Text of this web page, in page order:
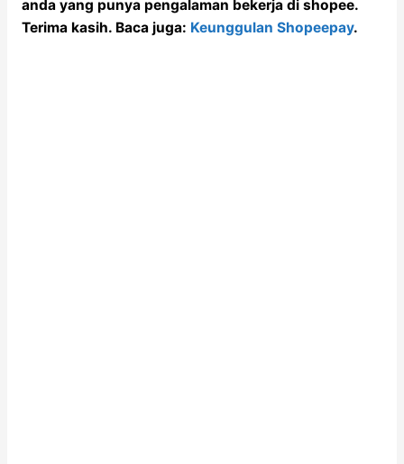
anda yang punya pengalaman bekerja di shopee.
Terima kasih. Baca juga: Keunggulan Shopeepay.